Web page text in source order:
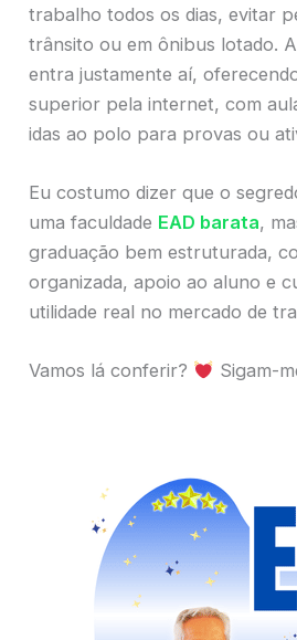
trabalho todos os dias, evitar
trânsito ou em ônibus lotado.
entra justamente aí,
superior pela internet, com
idas ao polo para provas ou
Eu costumo dizer que o
uma faculdade EAD barata,
graduação bem estruturada,
organizada, apoio ao aluno e
utilidade real no mercado de
Vamos lá conferir? Sigam-